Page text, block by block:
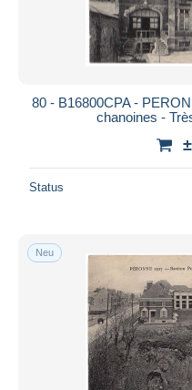
80 - B16800CPA -
chanoines -
Status
Neu